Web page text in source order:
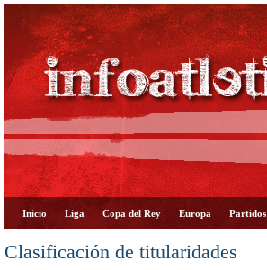
Inicio Liga Copa del Rey Europa Partidos
Clasificación de titularidades